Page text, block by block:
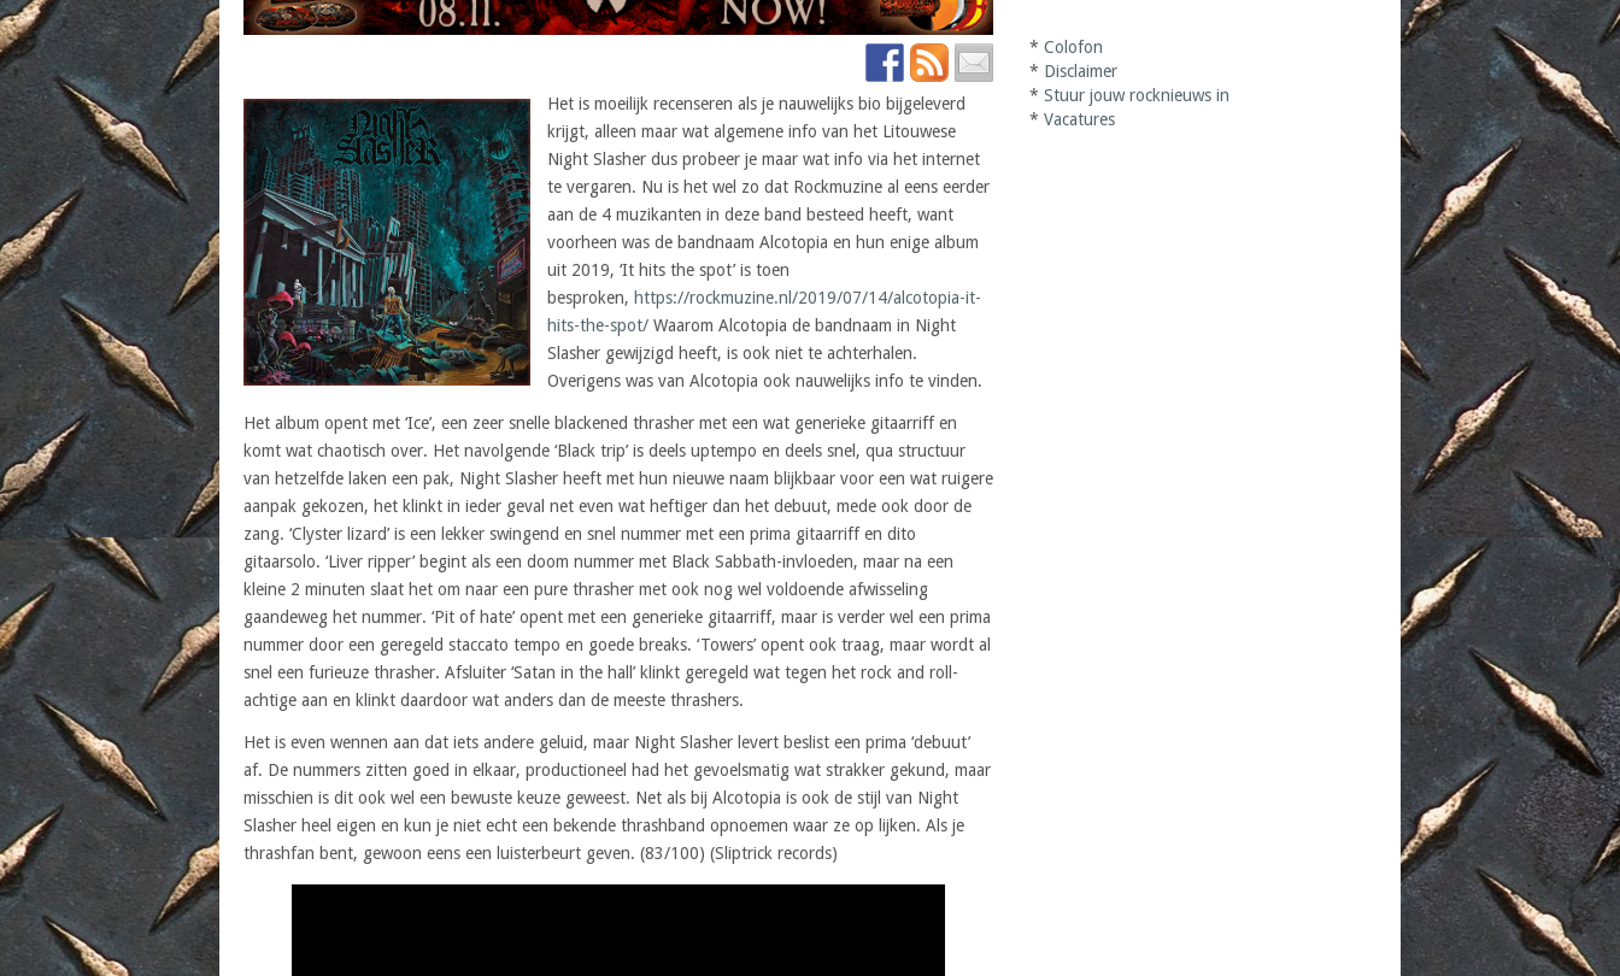
Het is moeilijk recenseren als je nauwelijks bio bijgeleverd
krijgt, alleen maar wat algemene info van het Litouwese
Night Slasher dus probeer je maar wat info via het internet
te vergaren. Nu is het wel zo dat Rockmuzine al eens eerder
aan de 4 muzikanten in deze band besteed heeft, want
voorheen was de bandnaam Alcotopia en hun enige album
uit 2019, ‘It hits the spot’ is toen
besproken, https://rockmuzine.nl/2019/07/14/alcotopia-it-
hits-the-spot/ Waarom Alcotopia de bandnaam in Night
Slasher gewijzigd heeft, is ook niet te achterhalen.
Overigens was van Alcotopia ook nauwelijks info te vinden.
Het album opent met ‘Ice’, een zeer snelle blackened thrasher met een wat generieke gitaarriff en
komt wat chaotisch over. Het navolgende ‘Black trip’ is deels uptempo en deels snel, qua structuur
van hetzelfde laken een pak, Night Slasher heeft met hun nieuwe naam blijkbaar voor een wat ruigere
aanpak gekozen, het klinkt in ieder geval net even wat heftiger dan het debuut, mede ook door de
zang. ‘Clyster lizard’ is een lekker swingend en snel nummer met een prima gitaarriff en dito
gitaarsolo. ‘Liver ripper’ begint als een doom nummer met Black Sabbath-invloeden, maar na een
kleine 2 minuten slaat het om naar een pure thrasher met ook nog wel voldoende afwisseling
gaandeweg het nummer. ‘Pit of hate’ opent met een generieke gitaarriff, maar is verder wel een prima
nummer door een geregeld staccato tempo en goede breaks. ‘Towers’ opent ook traag, maar wordt al
snel een furieuze thrasher. Afsluiter ‘Satan in the hall’ klinkt geregeld wat tegen het rock and roll-
achtige aan en klinkt daardoor wat anders dan de meeste thrashers.
Het is even wennen aan dat iets andere geluid, maar Night Slasher levert beslist een prima ‘debuut’
af. De nummers zitten goed in elkaar, productioneel had het gevoelsmatig wat strakker gekund, maar
misschien is dit ook wel een bewuste keuze geweest. Net als bij Alcotopia is ook de stijl van Night
Slasher heel eigen en kun je niet echt een bekende thrashband opnoemen waar ze op lijken. Als je
thrashfan bent, gewoon eens een luisterbeurt geven. (83/100) (Sliptrick records)
*Colofon
* Disclaimer
*Stuur jouw rocknieuws in
*Vacatures